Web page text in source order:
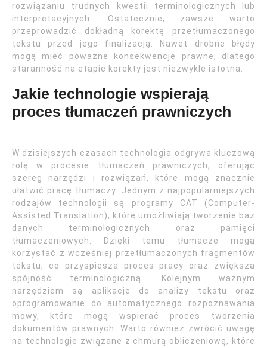
rozwiązaniu trudnych kwestii terminologicznych lub
interpretacyjnych. Ostatecznie, zawsze warto
przeprowadzić dokładną korektę przetłumaczonego
tekstu przed jego finalizacją. Nawet drobne błędy
mogą mieć poważne konsekwencje prawne, dlatego
staranność na etapie korekty jest niezwykle istotna.
Jakie technologie wspierają
proces tłumaczeń prawniczych
W dzisiejszych czasach technologia odgrywa kluczową
rolę w procesie tłumaczeń prawniczych, oferując
szereg narzędzi i rozwiązań, które mogą znacznie
ułatwić pracę tłumaczy. Jednym z najpopularniejszych
rodzajów technologii są programy CAT (Computer-
Assisted Translation), które umożliwiają tworzenie baz
danych terminologicznych oraz pamięci
tłumaczeniowych. Dzięki temu tłumacze mogą
korzystać z wcześniej przetłumaczonych fragmentów
tekstu, co przyspiesza proces pracy oraz zwiększa
spójność terminologiczną. Kolejnym ważnym
narzędziem są aplikacje do analizy tekstu oraz
oprogramowanie do automatycznego rozpoznawania
mowy, które mogą wspierać proces tworzenia
dokumentów prawnych. Warto również zwrócić uwagę
na technologie związane z chmurą obliczeniową, które